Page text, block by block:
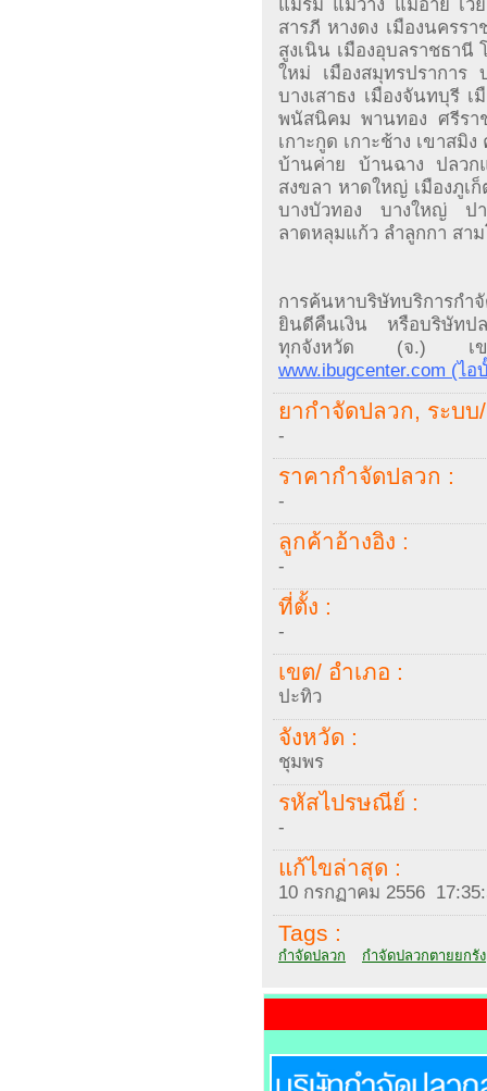
แม่ริม แม่วาง แม่อาย เวี
สารภี หางดง เมืองนครร
สูงเนิน เมืองอุบลราชธานี
ใหม่ เมืองสมุทรปราการ
บางเสาธง เมืองจันทบุรี
พนัสนิคม พานทอง ศรีรา
เกาะกูด เกาะช้าง เขาสมิ
บ้านค่าย บ้านฉาง ปลวก
สงขลา หาดใหญ่ เมืองภูเ
บางบัวทอง บางใหญ่ ป
ลาดหลุมแก้ว ลำลูกกา สา
การค้นหาบริษัทบริการกำ
ยินดีคืนเงิน หรือบริษัทป
ทุกจังหวัด (จ.) เขต
www.ibugcenter.com (ไ
ยากำจัดปลวก, ระบ
-
ราคากำจัดปลวก :
-
ลูกค้าอ้างอิง :
-
ที่ตั้ง :
-
เขต/ อำเภอ :
ปะทิว
จังหวัด :
ชุมพร
รหัสไปรษณีย์ :
-
แก้ไขล่าสุด :
10 กรกฏาคม 2556
Tags :
กำจัดปลวก กำจัดปลวกตายยกรัง